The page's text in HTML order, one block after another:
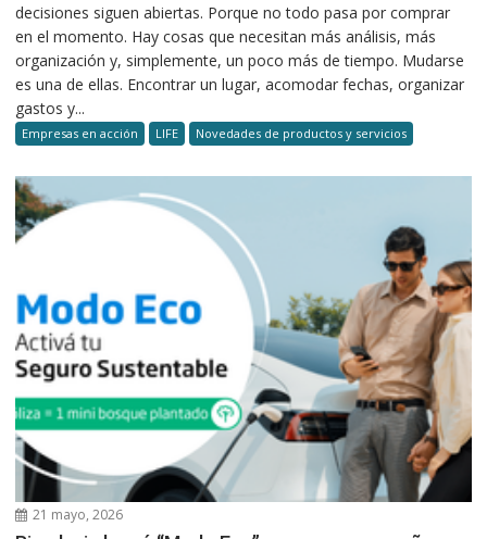
decisiones siguen abiertas. Porque no todo pasa por comprar
en el momento. Hay cosas que necesitan más análisis, más
organización y, simplemente, un poco más de tiempo. Mudarse
es una de ellas. Encontrar un lugar, acomodar fechas, organizar
gastos y...
Empresas en acción LIFE Novedades de productos y servicios
21 mayo, 2026